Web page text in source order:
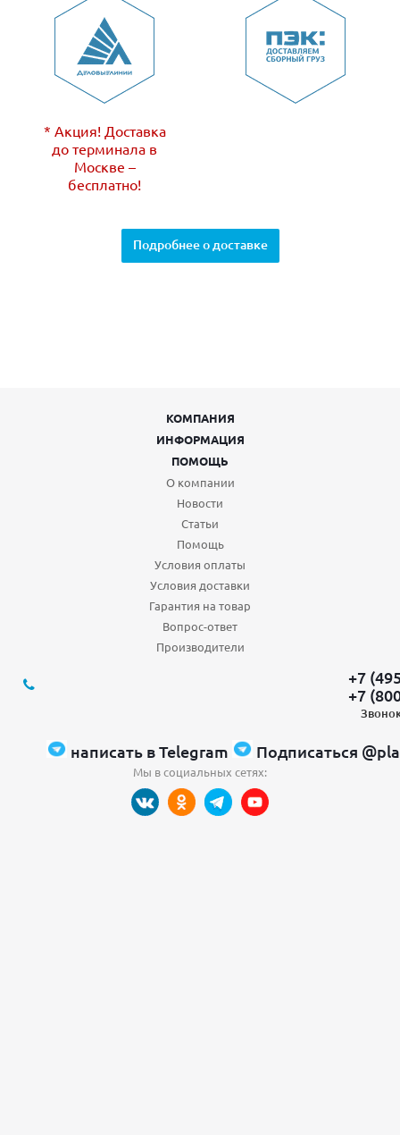
* Акция! Доставка
до терминала в
Москве –
бесплатно!
Подробнее о доставке
КОМПАНИЯ
ИНФОРМАЦИЯ
ПОМОЩЬ
О компании
Новости
Статьи
Помощь
Условия оплаты
Условия доставки
Гарантия на товар
Вопрос-ответ
Производители
+7
+7
написать в Telegram Подписаться
Мы в социальных сетях: